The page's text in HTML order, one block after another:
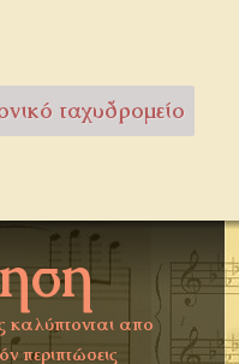
ταχυδρομείο
απο
περιπτώσεις